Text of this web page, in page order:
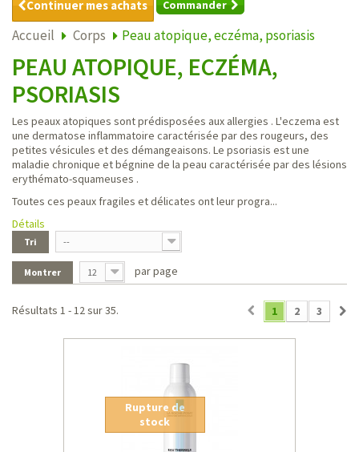
Continuer mes achats Commander
Accueil Corps Peau atopique, eczéma, psoriasis
PEAU ATOPIQUE, ECZÉMA,
PSORIASIS
Les peaux atopiques sont prédisposées aux allergies . L'eczema est
une dermatose inflammatoire caractérisée par des rougeurs, des
petites vésicules et des démangeaisons. Le psoriasis est une
maladie chronique et bégnine de la peau caractérisée par des lésions
erythémato-squameuses .
Toutes ces peaux fragiles et délicates ont leur progra...
Détails
Tri --
Montrer 12 par page
1 2 3
Résultats 1 - 12 sur 35.
Rupture de
stock